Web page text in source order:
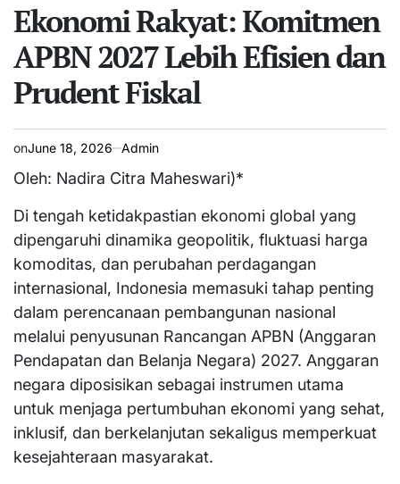
Ekonomi Rakyat: Komitmen
APBN 2027 Lebih Efisien dan
Prudent Fiskal
onJune 18, 2026 Admin
Oleh: Nadira Citra Maheswari)*
Di tengah ketidakpastian ekonomi global yang
dipengaruhi dinamika geopolitik, fluktuasi harga
komoditas, dan perubahan perdagangan
internasional, Indonesia memasuki tahap penting
dalam perencanaan pembangunan nasional
melalui penyusunan Rancangan APBN (Anggaran
Pendapatan dan Belanja Negara) 2027. Anggaran
negara diposisikan sebagai instrumen utama
untuk menjaga pertumbuhan ekonomi yang sehat,
inklusif, dan berkelanjutan sekaligus memperkuat
kesejahteraan masyarakat.